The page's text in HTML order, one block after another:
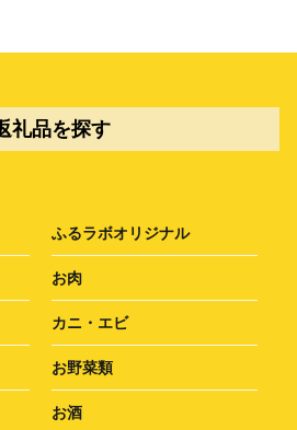
礼品を探す
ふるラボオリジナル
お肉
カニ・エビ
お野菜類
お酒